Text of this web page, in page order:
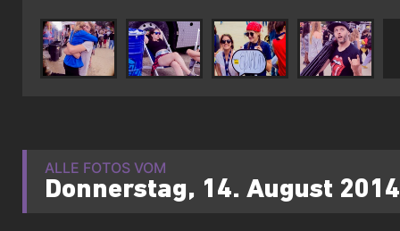
ALLE FOTOS VOM
Donnerstag, 14. August 2014